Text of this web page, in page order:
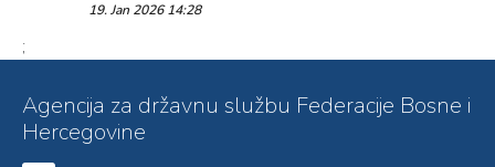
19. Jan 2026 14:28
;
Agencija za državnu službu Federacije Bosne i
Hercegovine